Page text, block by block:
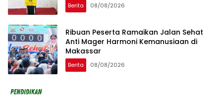
Berita 08/08/2026
Ribuan Peserta Ramaikan Jalan Sehat
Anti Mager Harmoni Kemanusiaan di
Makassar
Berita 08/08/2026